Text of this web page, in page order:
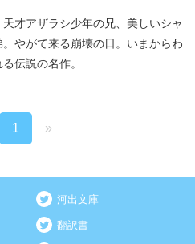
才アザラシ少年の兄、美しいシャ
やがて来る崩壊の日。いまからわ
伝説の名作。
1 »
河出文庫
翻訳書